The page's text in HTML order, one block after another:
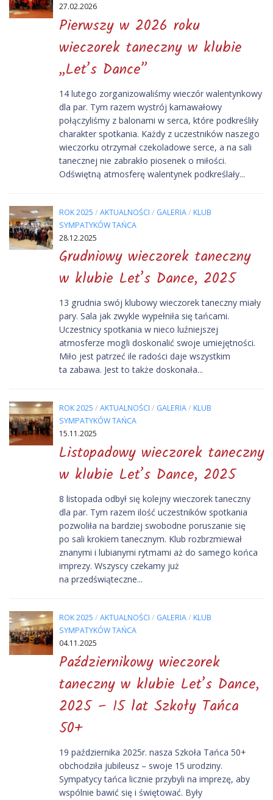
27.02.2026
Pierwszy w 2026 roku
wieczorek taneczny w klubie
„Let’s Dance”
14 lutego zorganizowaliśmy wieczór walentynkowy
dla par. Tym razem wystrój karnawałowy
połączyliśmy z balonami w serca, które podkreśliły
charakter spotkania. Każdy z uczestników naszego
wieczorku otrzymał czekoladowe serce, a na sali
tanecznej nie zabrakło piosenek o miłości.
Odświętną atmosferę walentynek podkreślały...
ROK 2025 / AKTUALNOŚCI / GALERIA/ KLUB
SYMPATYKÓW TAŃCA
28.12.2025
Grudniowy wieczorek taneczny
w klubie Let’s Dance, 2025
13 grudnia swój klubowy wieczorek taneczny miały
pary. Sala jak zwykle wypełniła się tańcami.
Uczestnicy spotkania w nieco luźniejszej
atmosferze mogli doskonalić swoje umiejętności.
Miło jest patrzeć ile radości daje wszystkim
ta zabawa. Jest to także doskonała...
ROK 2025 / AKTUALNOŚCI / GALERIA/ KLUB
SYMPATYKÓW TAŃCA
15.11.2025
Listopadowy wieczorek taneczny
w klubie Let’s Dance, 2025
8 listopada odbył się kolejny wieczorek taneczny
dla par. Tym razem ilość uczestników spotkania
pozwoliła na bardziej swobodne poruszanie się
po sali krokiem tanecznym. Klub rozbrzmiewał
znanymi i lubianymi rytmami aż do samego końca
imprezy. Wszyscy czekamy już
na przedświąteczne...
ROK 2025 / AKTUALNOŚCI / GALERIA/ KLUB
SYMPATYKÓW TAŃCA
04.11.2025
Październikowy wieczorek
taneczny w klubie Let’s Dance,
2025 – 15 lat Szkoły Tańca
50+
19 października 2025r. nasza Szkoła Tańca 50+
obchodziła jubileusz – swoje 15 urodziny.
Sympatycy tańca licznie przybyli na imprezę, aby
wspólnie bawić się i świętować. Były